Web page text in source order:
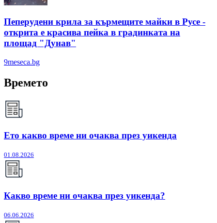
Пеперудени крила за кърмещите майки в Русе -
открита е красива пейка в градинката на
площад "Дунав"
9meseca.bg
Времето
Ето какво време ни очаква през уикенда
01.08.2026
Какво време ни очаква през уикенда?
06.06.2026